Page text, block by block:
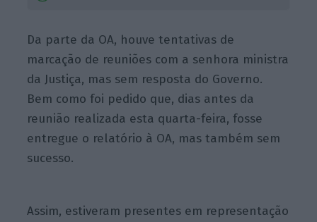
Da parte da OA, houve tentativas de
marcação de reuniões com a senhora ministra
da Justiça, mas sem resposta do Governo.
Bem como foi pedido que, dias antes da
reunião realizada esta quarta-feira, fosse
entregue o relatório à OA, mas também sem
sucesso.
Assim, estiveram presentes em representação